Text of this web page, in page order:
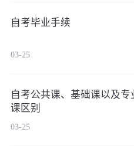
自考毕业手续
03-25
自考公共课、基础课以及专
课区别
03-25